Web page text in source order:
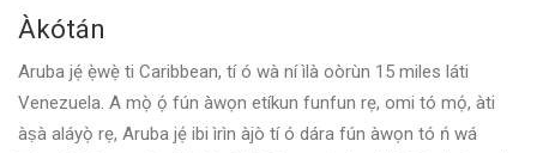
Àkótán
Aruba jẹ́ ẹ̀wẹ̀ ti Caribbean, tí ó wà ní ìlà oòrùn 15 miles láti
Venezuela. A mọ̀ ọ́ fún àwọn etíkun funfun rẹ, omi tó mọ́, àti
àṣà aláyọ̀ rẹ, Aruba jẹ́ ibi ìrìn àjò tí ó dára fún àwọn tó ń wá